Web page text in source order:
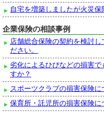
自宅を増築しましたが火災
企業保険の相談事例
店舗総合保険の契約を検討
ださい。
劣化によるひびなどの損害
すか？
スポーツクラブの損害保険
保育所・託児所の損害保険